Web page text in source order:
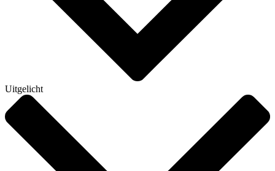
Uitgelicht